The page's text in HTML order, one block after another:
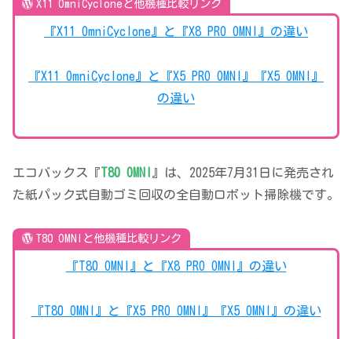
X11 OmniCycloneと他機種比較リンク
『X11 OmniCyclone』と『X8 PRO OMNI』の違い
『X11 OmniCyclone』と『X5 PRO OMNI』『X5 OMNI』
の違い
エコバックス『T80 OMNI
』は、2025年7月31日に発売され
た紙パック式自動ゴミ回収の全自動ロボット掃除機です。
T80 OMNIと他機種比較リンク
『T80 OMNI』と『X8 PRO OMNI』の違い
『T80 OMNI』と『X5 PRO OMNI』『X5 OMNI』の違い